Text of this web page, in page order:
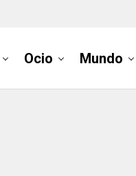
Ocio Mundo